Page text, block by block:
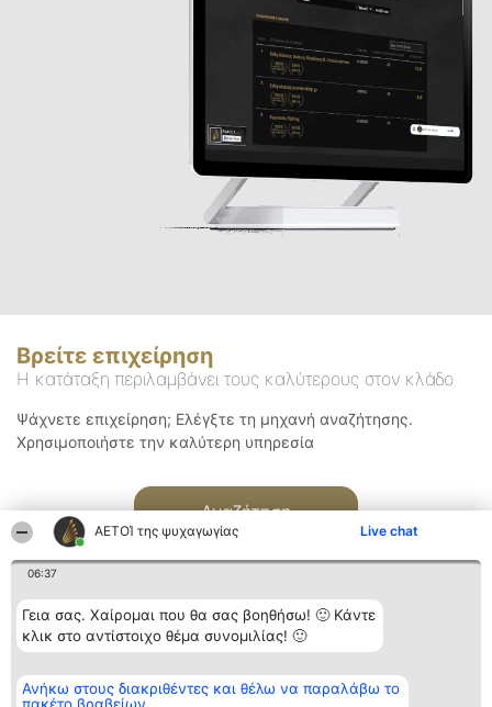
ΑΕΤΟΊ της ψυχαγωγίας Live chat
06:37
Γεια σας. Χαίρομαι που θα σας βοηθήσω! 🙂 Κάντε
κλικ στο αντίστοιχο θέμα συνομιλίας! 🙂
Ανήκω στους διακριθέντες και θέλω να παραλάβω το
Βρείτε επιχείρηση
Η κατάταξη περιλαμβάνει τους καλύτερους στον κλάδο
Ψάχνετε επιχείρηση; Ελέγξτε τη μηχανή αναζήτησης.
Χρησιμοποιήστε την καλύτερη υπηρεσία
Αναζήτηση
Διοργανωτής της
κατάταξης
BEAUTIFUL COMPANY
Κατάταξη
Διακριθέντες
Επικοινωνία
Επικοινωνία